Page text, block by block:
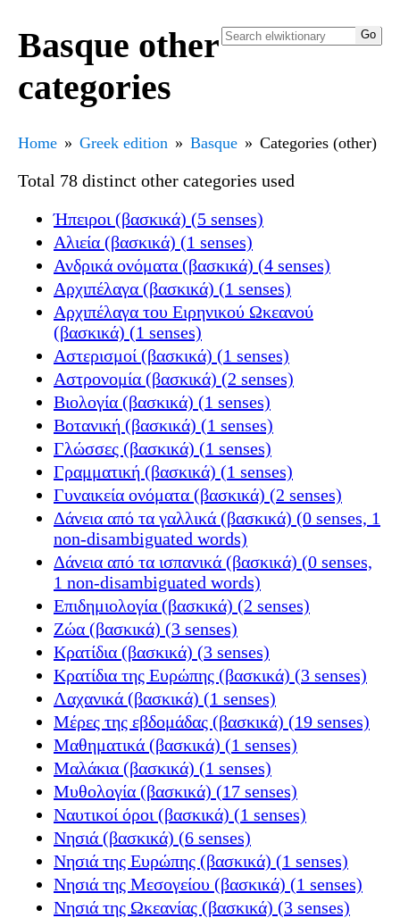
Basque other
categories
Home Greek edition Basque Categories (other)
Total 78 distinct other categories used
Ήπειροι (βασκικά) (5 senses)
Αλιεία (βασκικά) (1 senses)
Ανδρικά ονόματα (βασκικά) (4 senses)
Αρχιπέλαγα (βασκικά) (1 senses)
Αρχιπέλαγα του Ειρηνικού Ωκεανού
(βασκικά) (1 senses)
Αστερισμοί (βασκικά) (1 senses)
Αστρονομία (βασκικά) (2 senses)
Βιολογία (βασκικά) (1 senses)
Βοτανική (βασκικά) (1 senses)
Γλώσσες (βασκικά) (1 senses)
Γραμματική (βασκικά) (1 senses)
Γυναικεία ονόματα (βασκικά) (2 senses)
Δάνεια από τα γαλλικά (βασκικά) (0 senses, 1
non-disambiguated words)
Δάνεια από τα ισπανικά (βασκικά) (0 senses,
1 non-disambiguated words)
Επιδημιολογία (βασκικά) (2 senses)
Ζώα (βασκικά) (3 senses)
Κρατίδια (βασκικά) (3 senses)
Κρατίδια της Ευρώπης (βασκικά) (3 senses)
Λαχανικά (βασκικά) (1 senses)
Μέρες της εβδομάδας (βασκικά) (19 senses)
Μαθηματικά (βασκικά) (1 senses)
Μαλάκια (βασκικά) (1 senses)
Μυθολογία (βασκικά) (17 senses)
Ναυτικοί όροι (βασκικά) (1 senses)
Νησιά (βασκικά) (6 senses)
Νησιά της Ευρώπης (βασκικά) (1 senses)
Νησιά της Μεσογείου (βασκικά) (1 senses)
Νησιά της Ωκεανίας (βασκικά) (3 senses)